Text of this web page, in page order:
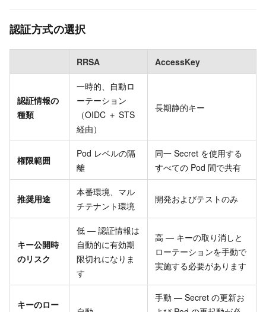
認証方式の選択
RRSA AccessKey
認証情報の
種類
一時的、自動ロ
ーテーション
（OIDC ＋ STS
経由）
長期静的キー
権限範囲
Pod レベルの隔
離
同一 Secret を使用する
すべての Pod 間で共有
推奨用途
本番環境、マル
チテナント環境
開発およびテストのみ
キー公開時
のリスク
低 — 認証情報は
自動的に有効期
限切れになりま
す
高 — キーの取り消しと
ローテーションを手動で
実施する必要があります
キーのロー
手動 — Secret の更新お